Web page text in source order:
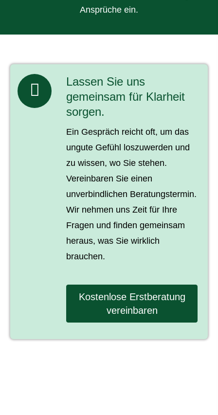
Ansprüche ein.
Lassen Sie uns
gemeinsam für Klarheit
sorgen.
Ein Gespräch reicht oft, um das
ungute Gefühl loszuwerden und
zu wissen, wo Sie stehen.
Vereinbaren Sie einen
unverbindlichen Beratungstermin.
Wir nehmen uns Zeit für Ihre
Fragen und finden gemeinsam
heraus, was Sie wirklich
brauchen.
Kostenlose Erstberatung
vereinbaren